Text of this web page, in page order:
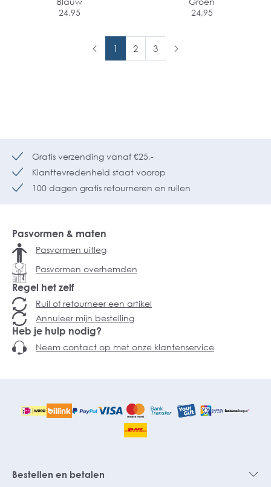
24,95
24,95
1 2 3
Gratis verzending vanaf €25,-
Klanttevredenheid staat voorop
100 dagen gratis retourneren en ruilen
Pasvormen & maten
Pasvormen uitleg
Pasvormen overhemden
Regel het zelf
Ruil of retourneer een artikel
Annuleer mijn bestelling
Heb je hulp nodig?
Neem contact op met onze klantenservice
Bestellen en betalen